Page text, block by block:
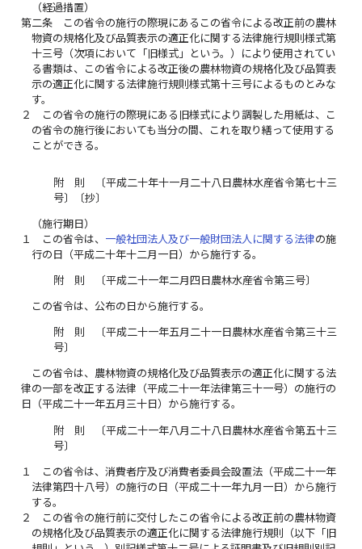
（経過措置）
第二条
この省令の施行の際現にあるこの省令による改正前の農林
物資の規格化及び品質表示の適正化に関する法律施行規則様式第
十三号（次項において「旧様式」という。）により使用されてい
る書類は、この省令による改正後の農林物資の規格化及び品質表
示の適正化に関する法律施行規則様式第十三号によるものとみな
す。
２
この省令の施行の際現にある旧様式により調製した用紙は、こ
の省令の施行後においても当分の間、これを取り繕って使用する
ことができる。
附 則 〔平成二十年十一月二十八日農林水産省令第七十三
号〕〔抄〕
（施行期日）
１
この省令は、 一般社団法人及び一般財団法人に関する法律の施
行の日（平成二十年十二月一日）から施行する。
附 則 〔平成二十一年二月四日農林水産省令第三号〕
この省令は、公布の日から施行する。
附 則 〔平成二十一年五月二十一日農林水産省令第三十三
号〕
この省令は、農林物資の規格化及び品質表示の適正化に関する法
律の一部を改正する法律（平成二十一年法律第三十一号）の施行の
日（平成二十一年五月三十日）から施行する。
附 則 〔平成二十一年八月二十八日農林水産省令第五十三
号〕
１
この省令は、消費者庁及び消費者委員会設置法（平成二十一年
法律第四十八号）の施行の日（平成二十一年九月一日）から施行
する。
２
この省令の施行前に交付したこの省令による改正前の農林物資
の規格化及び品質表示の適正化に関する法律施行規則（以下「旧